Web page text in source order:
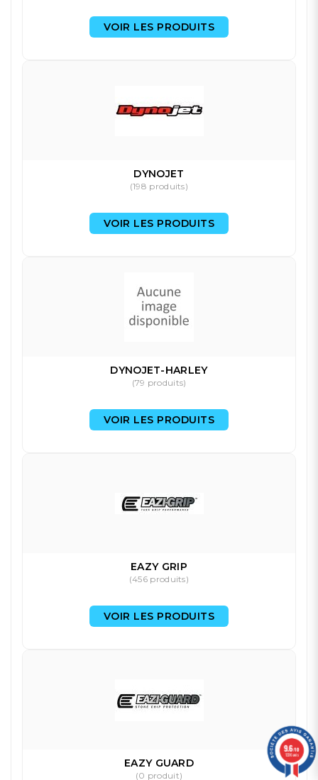
VOIR LES PRODUITS
DYNOJET
(198 produits)
VOIR LES PRODUITS
DYNOJET-HARLEY
(79 produits)
VOIR LES PRODUITS
EAZY GRIP
(456 produits)
VOIR LES PRODUITS
EAZY GUARD
(0 produit)
9.6/10
1336 avis